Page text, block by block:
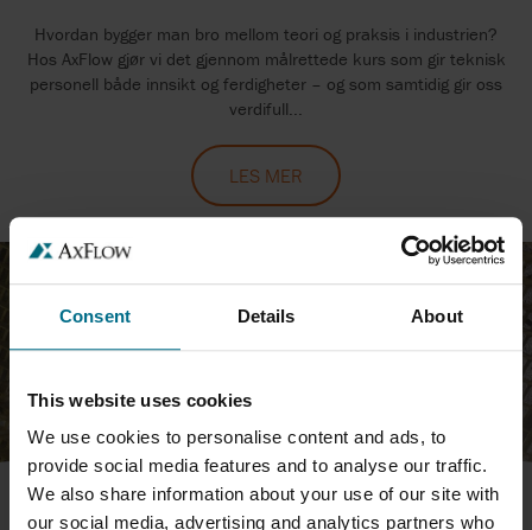
Consent Details About
This website uses cookies
We use cookies to personalise content and ads, to
provide social media features and to analyse our traffic.
We also share information about your use of our site with
our social media, advertising and analytics partners who
Hvordan bygger man bro mellom teori og praksis i industrien?
Hos AxFlow gjør vi det gjennom målrettede kurs som gir teknisk
personell både innsikt og ferdigheter – og som samtidig gir oss
verdifull...
LES MER